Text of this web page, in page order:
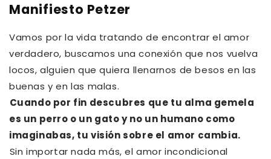
Manifiesto Petzer
Vamos por la vida tratando de encontrar el amor
verdadero, buscamos una conexión que nos vuelva
locos, alguien que quiera llenarnos de besos en las
buenas y en las malas.⁠⁠
Cuando por fin descubres que tu alma gemela
es un perro o un gato y no un humano como
imaginabas, tu visión sobre el amor cambia.⁠
⁠Sin importar nada más, el amor incondicional